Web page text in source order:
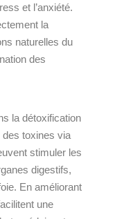
et l’anxiété.
la
naturelles du
des
la détoxification
des toxines via
stimuler les
digestifs,
En améliorant
une